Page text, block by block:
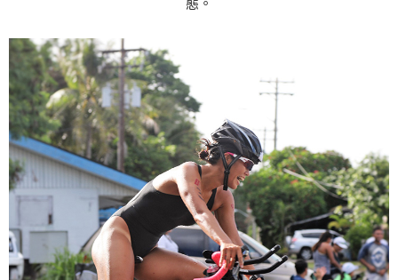
態。